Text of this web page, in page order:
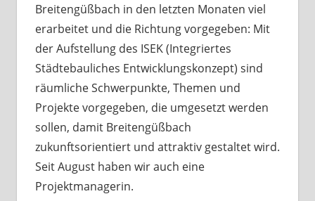
Breitengüßbach in den letzten Monaten viel
erarbeitet und die Richtung vorgegeben: Mit
der Aufstellung des ISEK (Integriertes
Städtebauliches Entwicklungskonzept) sind
räumliche Schwerpunkte, Themen und
Projekte vorgegeben, die umgesetzt werden
sollen, damit Breitengüßbach
zukunftsorientiert und attraktiv gestaltet wird.
Seit August haben wir auch eine
Projektmanagerin.